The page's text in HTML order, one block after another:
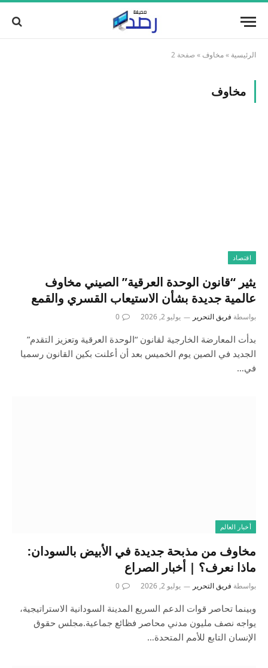
الرئيسية »مخاوف »صفحة 2
مخاوف
اقتصاد
يثير “قانون الوحدة العرقية” الصيني مخاوف
عالمية جديدة بشأن الاستيعاب القسري والقمع
بواسطة فريق التحرير يوليو 2, 2026 0
بدأت المعارضة الخارجية لقانون “الوحدة العرقية وتعزيز التقدم”
الجديد في الصين يوم الخميس بعد أن أعلنت بكين القانون رسميا
في…
أخبار العالم
مخاوف من مذبحة جديدة في الأبيض بالسودان:
ماذا نعرف؟ | أخبار الصراع
بواسطة فريق التحرير يوليو 2, 2026 0
وبينما تحاصر قوات الدعم السريع المدينة السودانية الاستراتيجية،
يواجه نصف مليون مدني محاصر فظائع جماعية.مجلس حقوق
الإنسان التابع للأمم المتحدة…